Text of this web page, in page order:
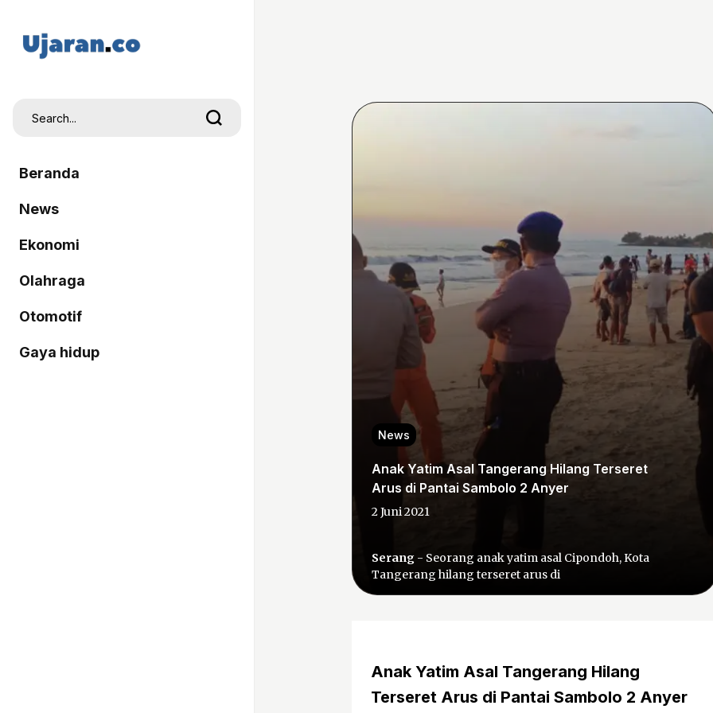
Beranda
News
Ekonomi
Olahraga
Otomotif
Gaya hidup
News
Anak Yatim Asal Tangerang Hilang Terseret
Arus di Pantai Sambolo 2 Anyer
2 Juni 2021
Serang - Seorang anak yatim asal Cipondoh, Kota
Tangerang hilang terseret arus di
Anak Yatim Asal Tangerang Hilang
Terseret Arus di Pantai Sambolo 2 Anyer